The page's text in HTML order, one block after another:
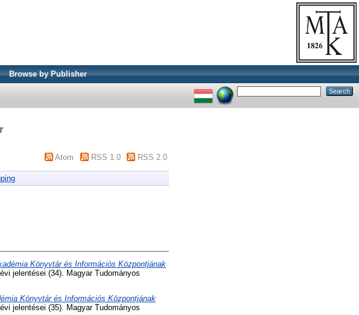
Browse by Publisher
Atom RSS 1.0 RSS 2.0
Könyvtár és Információs Központjának
jelentései (34). Magyar Tudományos
Könyvtár és Információs Központjának
jelentései (35). Magyar Tudományos